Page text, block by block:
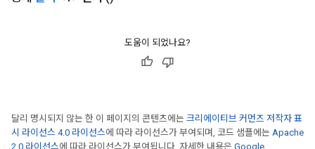
도움이 되었나요?
달리 명시되지 않는 한 이 페이지의 콘텐츠에는 크리에이티브 커먼즈 저작자 표
시 라이선스 4.0 라이선스에 따라 라이선스가 부여되며, 코드 샘플에는 Apache
2.0 라이선스에 따라 라이선스가 부여됩니다. 자세한 내용은 Google